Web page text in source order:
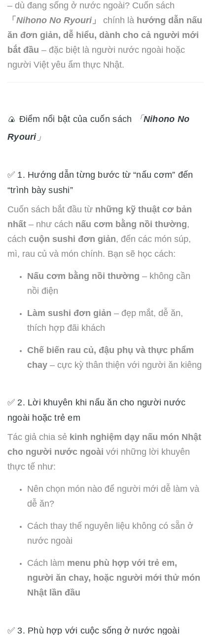
– dù đang sống ở nước ngoài? Cuốn sách
「 Nihono No Ryouri」 chính là hướng dẫn nấu
ăn đơn giản, dễ hiểu, dành cho cả người mới
bắt đầu – đặc biệt là người nước ngoài hoặc
người Việt yêu ẩm thực Nhật.
🍙 Điểm nổi bật của cuốn sách 「Nihono No
Ryouri」
✅ 1. Hướng dẫn từng bước từ “nấu cơm” đến
“trình bày sushi”
Cuốn sách bắt đầu từ những kỹ thuật cơ bản
nhất – như cách nấu cơm bằng nồi thường,
cách cuộn sushi đơn giản, đến các món súp,
mì, rau củ và món chính. Bạn sẽ học cách:
Nấu cơm bằng nồi thường – không cần
nồi điện
Làm sushi đơn giản – đẹp mắt, dễ ăn,
thích hợp đãi khách
Chế biến rau củ, đậu phụ và thực phẩm
chay – cực kỳ thân thiện với người ăn kiêng
✅ 2. Lời khuyên khi nấu ăn cho người nước
ngoài hoặc trẻ em
Tác giả chia sẻ kinh nghiệm dạy nấu món Nhật
cho người nước ngoài với những lời khuyên
thực tế như:
Nên chọn món nào để người mới dễ làm và
dễ ăn?
Cách thay thế nguyên liệu không có sẵn ở
nước ngoài
Cách làm menu phù hợp với trẻ em,
người ăn chay, hoặc người mới thử món
Nhật lần đầu
✅ 3. Phù hợp với cuộc sống ở nước ngoài